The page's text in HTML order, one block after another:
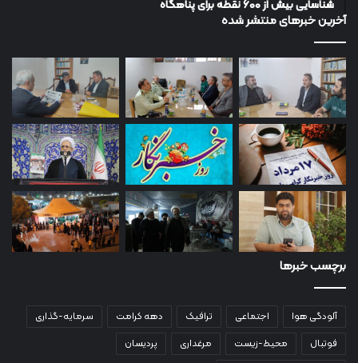
شناسایی بیش از ۶۰۰ نقطه برای پناهگاه
آخرین خبرهای منتشر شده
برچسب خبرها
آلودگی هوا اجتماعی ترافیک دهه کرامت
سرمایه-گذاری
فوتبال
محیط-زیست مرغداری
پردیسان